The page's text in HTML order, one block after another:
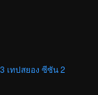
เทปสยอง ซีซัน 2